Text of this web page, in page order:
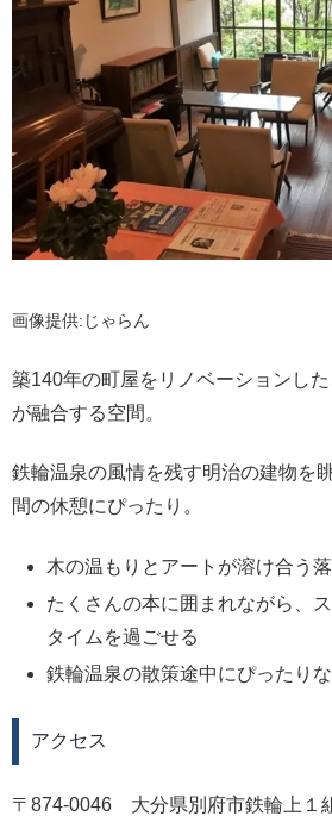
画像提供:じゃらん
築140年の町屋をリノベーションし
が融合する空間。
鉄輪温泉の風情を残す明治の建物を
間の休憩にぴったり。
木の温もりとアートが溶け合う
たくさんの本に囲まれながら、
タイムを過ごせる
鉄輪温泉の散策途中にぴったり
アクセス
〒874-0046 大分県別府市鉄輪上１